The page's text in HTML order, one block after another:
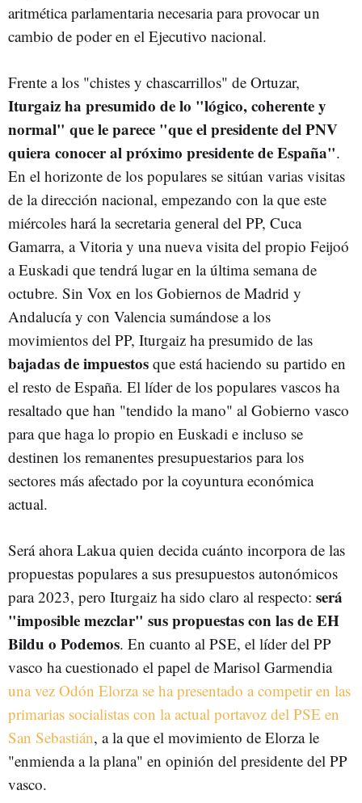
aritmética parlamentaria necesaria para provocar un
cambio de poder en el Ejecutivo nacional.
Frente a los "chistes y chascarrillos" de Ortuzar,
Iturgaiz ha presumido de lo "lógico, coherente y
normal" que le parece "que el presidente del PNV
quiera conocer al próximo presidente de España".
En el horizonte de los populares se sitúan varias visitas
de la dirección nacional, empezando con la que este
miércoles hará la secretaria general del PP, Cuca
Gamarra, a Vitoria y una nueva visita del propio Feijoó
a Euskadi que tendrá lugar en la última semana de
octubre. Sin Vox en los Gobiernos de Madrid y
Andalucía y con Valencia sumándose a los
movimientos del PP, Iturgaiz ha presumido de las
bajadas de impuestos que está haciendo su partido en
el resto de España. El líder de los populares vascos ha
resaltado que han "tendido la mano" al Gobierno vasco
para que haga lo propio en Euskadi e incluso se
destinen los remanentes presupuestarios para los
sectores más afectado por la coyuntura económica
actual.
Será ahora Lakua quien decida cuánto incorpora de las
propuestas populares a sus presupuestos autonómicos
para 2023, pero Iturgaiz ha sido claro al respecto: será
"imposible mezclar" sus propuestas con las de EH
Bildu o Podemos. En cuanto al PSE, el líder del PP
vasco ha cuestionado el papel de Marisol Garmendia
una vez Odón Elorza se ha presentado a competir en las
primarias socialistas con la actual portavoz del PSE en
San Sebastián, a la que el movimiento de Elorza le
"enmienda a la plana" en opinión del presidente del PP
vasco.